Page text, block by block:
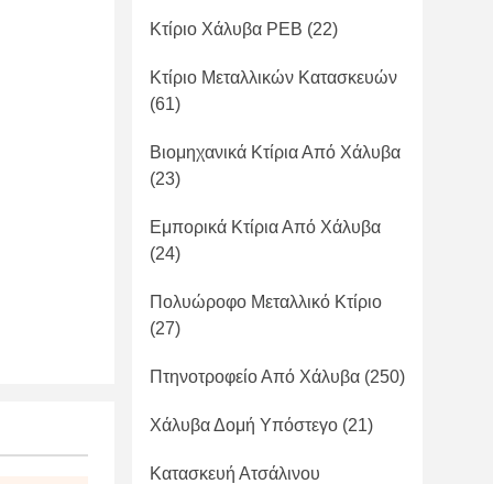
Κτίριο Χάλυβα PEB (22)
Κτίριο Μεταλλικών Κατασκευών
(61)
Βιομηχανικά Κτίρια Από Χάλυβα
(23)
Εμπορικά Κτίρια Από Χάλυβα
(24)
Πολυώροφο Μεταλλικό Κτίριο
(27)
Πτηνοτροφείο Από Χάλυβα (250)
Χάλυβα Δομή Υπόστεγο (21)
Κατασκευή Ατσάλινου